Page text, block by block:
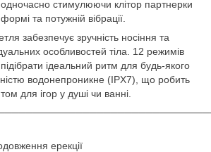
стимулюючи клітор партнерки
та потужній вібрації.
забезпечує зручність носіння та
особливостей тіла. 12 режимів
ідеальний ритм для будь-якого
водонепроникне (IPX7), що робить
для ігор у душі чи ванні.
ерекції